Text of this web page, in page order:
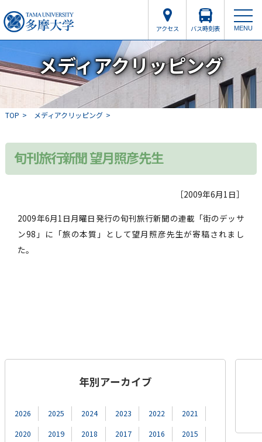
アクセス バス時刻表 MENU
メディアクリッピング
TOP メディアクリッピング
旬刊旅行新聞 望月照彦先生
［2009年6月1日］
2009年6月1日月曜日発行の旬刊旅行新聞の連載「街のデッサ
ン98」に「旅の本質」として望月照彦先生が寄稿されまし
た。
年別アーカイブ
2026 2025 2024 2023 2022
2021
2020
2019 2018 2017 2016
2015